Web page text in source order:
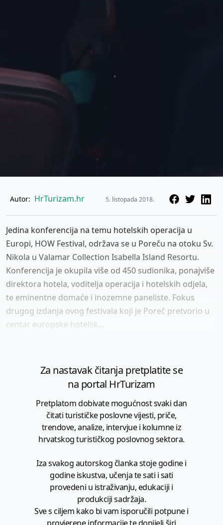
Autor: HrTurizam.hr 5. listopada 2018.
Jedina konferencija na temu hotelskih operacija u
Europi, HOW Festival, održava se u Poreču na otoku Sv.
Nikola u Valamar Collection Isabella Island Resortu.
Konferencija je okupila više od 450 sudionika, ponajviše
direktora hotela, voditelja operacija i hotelskih odjela,
te eminentne domaće i inozemne paneliste. Fokus
drugog izdanja ovog festivala koji je Poreč pretvorio u
centar europske hotelsk...
Za nastavak čitanja pretplatite se
na portal HrTurizam
Pretplatom dobivate mogućnost svaki dan
čitati turističke poslovne vijesti, priče,
trendove, analize, intervjue i kolumne iz
hrvatskog turističkog poslovnog sektora.
Iza svakog autorskog članka stoje godine i
godine iskustva, učenja te sati i sati
provedeni u istraživanju, edukaciji i
produkciji sadržaja.
Sve s ciljem kako bi vam isporučili potpune i